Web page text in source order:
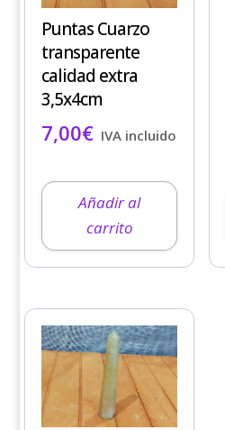
Puntas Cuarzo
transparente
calidad extra
3,5x4cm
7,00€ IVA incluido
Añadir al
carrito